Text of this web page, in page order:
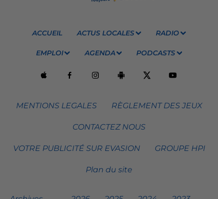
ACCUEIL ACTUS LOCALES RADIO
EMPLOI AGENDA PODCASTS
MENTIONS LEGALES RÈGLEMENT DES JEUX
CONTACTEZ NOUS
VOTRE PUBLICITÉ SUR EVASION GROUPE HPI
Plan du site